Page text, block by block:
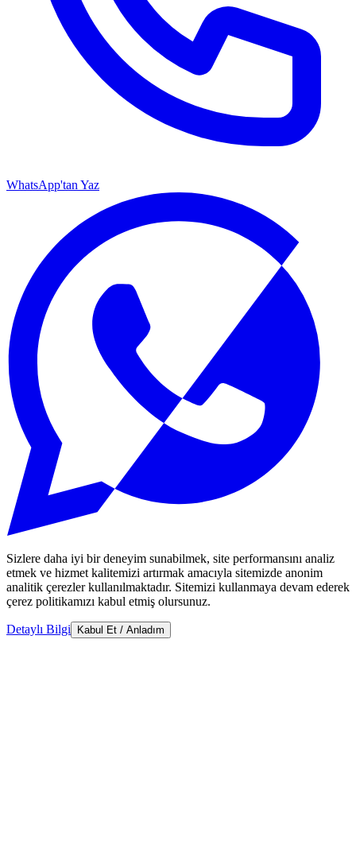
WhatsApp'tan Yaz
Sizlere daha iyi bir deneyim sunabilmek, site performansını analiz
etmek ve hizmet kalitemizi artırmak amacıyla sitemizde anonim
analitik çerezler kullanılmaktadır. Sitemizi kullanmaya devam ederek
çerez politikamızı kabul etmiş olursunuz.
Detaylı Bilgi Kabul Et / Anladım